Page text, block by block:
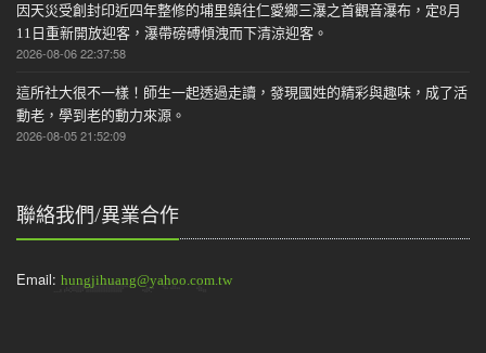
因天災受創封印近四年整修的埔里鎮往仁愛鄉三瀑之首觀音瀑布，定8月
11日重新開放迎客，瀑帶磅磗傾洩而下清涼迎客。
2026-08-06 22:37:58
這所社大很不一樣！師生一起透過走讀，發現國姓的精彩與趣味，成了活
動老，學到老的動力來源。
2026-08-05 21:52:09
聯絡我們/異業合作
Email: hungjihuang@yahoo.com.tw